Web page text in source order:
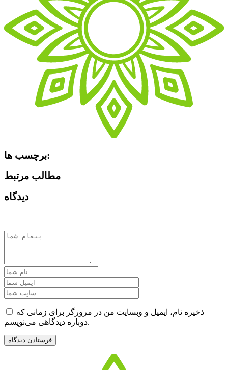
برچسب ها:
مطالب مرتبط
دیدگاه
ذخیره نام، ایمیل و وبسایت من در مرورگر برای زمانی که
دوباره دیدگاهی می‌نویسم.